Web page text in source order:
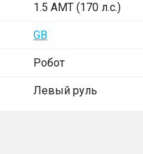
1.5 AMT (170 л.с.)
GB
Робот
Левый руль